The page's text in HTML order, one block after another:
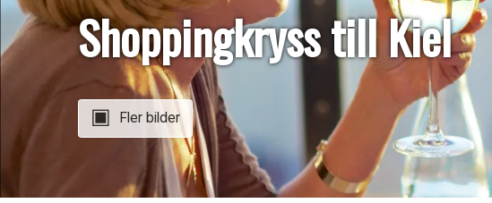
Shoppingkryss till Kiel
Fler bilder